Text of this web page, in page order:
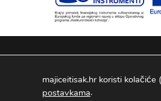
PIN TRGOVINE
majiceitisak.hr koristi
postavkama.